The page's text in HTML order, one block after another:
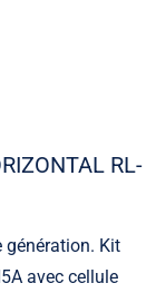
RL-
génération. Kit
avec cellule